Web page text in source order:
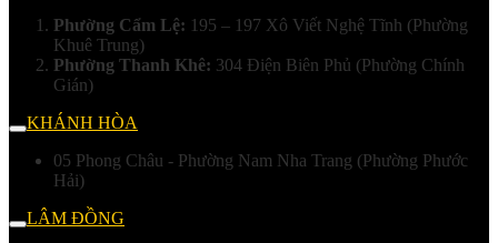
Phường Cẩm Lệ: 195 – 197 Xô Viết Nghệ Tĩnh (Phường
Khuê Trung)
Phường Thanh Khê: 304 Điện Biên Phủ (Phường Chính
Gián)
KHÁNH HÒA
05 Phong Châu - Phường Nam Nha Trang (Phường Phước
Hải)
LÂM ĐỒNG